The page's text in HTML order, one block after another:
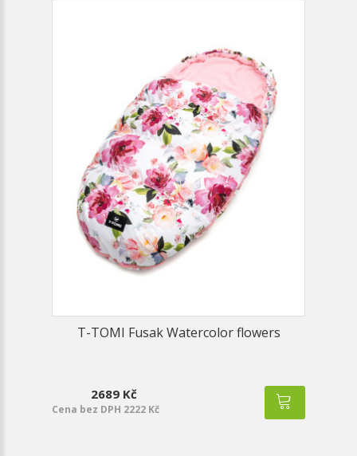
T-TOMI Fusak Watercolor flowers
2689 Kč
Cena bez DPH 2222 Kč